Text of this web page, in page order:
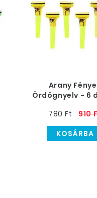
Arany
Ördögnyelv - 6
780 Ft
910
KOSÁRBA